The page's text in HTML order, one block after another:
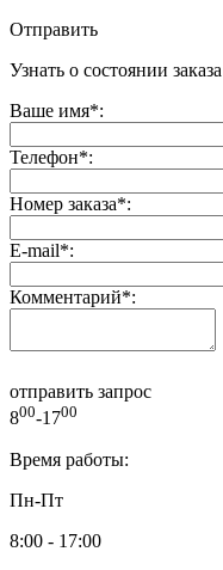
Отправить
Узнать о состоянии заказа
Ваше имя*:
Телефон*:
Номер заказа*:
E-mail*:
Комментарий*:
отправить запрос
800-1700
Время работы:
Пн-Пт
8:00 - 17:00